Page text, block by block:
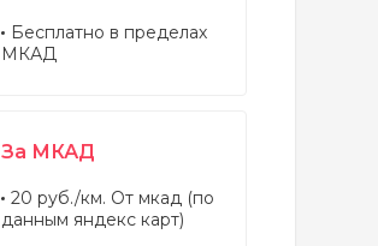
Бесплатно в пределах
МКАД
За МКАД
20 руб./км. От мкад (по
данным яндекс карт)